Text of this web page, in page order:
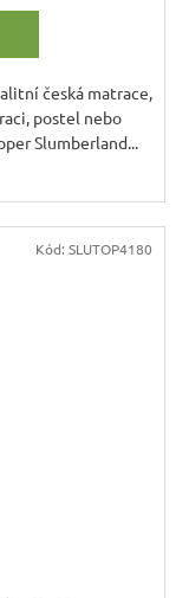
česká matrace,
postel nebo
Slumberland...
Kód: SLUTOP4180